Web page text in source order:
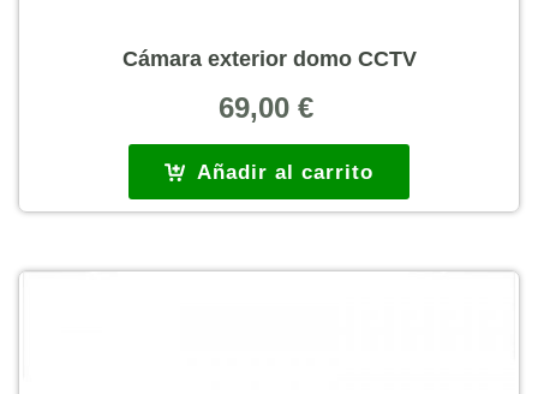
Cámara exterior domo CCTV
69,00 €
Añadir al carrito